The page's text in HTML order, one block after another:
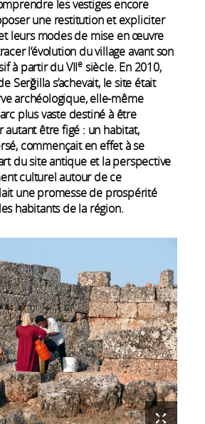
les vestiges encore
une restitution et expliciter
leurs modes de mise en œuvre
l’évolution du village avant son
à partir du VIIe siècle. En 2010,
Serğilla s’achevait, le site était
archéologique, elle-même
plus vaste destiné à être
autant être figé : un habitat,
commençait en effet à se
du site antique et la perspective
culturel autour de ce
une promesse de prospérité
habitants de la région.